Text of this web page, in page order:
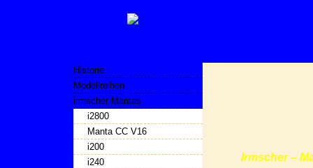
Historie
Modellreihen
irmscher Mantas
i2800
Manta CC V16
i200
i240
Irmscher –